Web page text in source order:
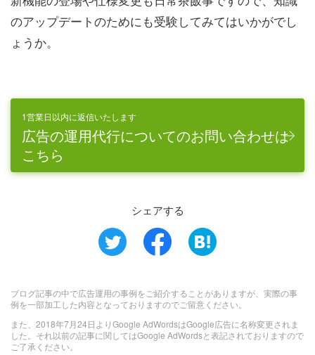
のアップデートのためにも受験してみてはいかがでし
ょうか。
1営業日以内に返信いたします
広告の運用代行についてのお問い合わせは
こちら
シェアする
ブログ記事の中で広告運用の事例をご紹介することがありますが、実際の事
例を一部加工した内容となっておりますのでご留意ください。
また、2018年7月24日よりGoogle AdWordsはGoogle広告に名称変更されま
した。それ以前の記事に関してはGoogle AdWordsと表記されておりますので
ご了承ください。